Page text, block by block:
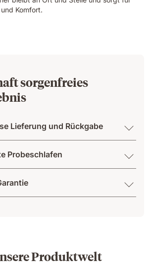
Komfort.
sorgenfreies
Lieferung und Rückgabe
Probeschlafen
Produktwelt